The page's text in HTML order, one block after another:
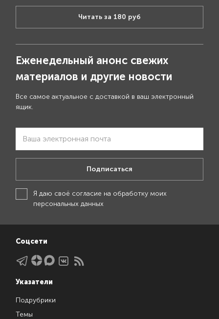
Читать за 180 руб
Еженедельный анонс свежих
материалов и другие новости
Все самое актуальное с доставкой в ваш электронный
ящик.
Подписаться
Я даю своё согласие на обработку моих
персональных данных
Соцсети
Указатели
Подрубрики
Темы